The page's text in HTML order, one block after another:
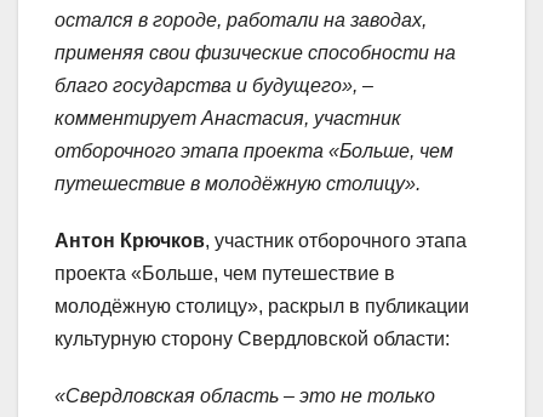
остался в городе, работали на заводах,
применяя свои физические способности на
благо государства и будущего», –
комментирует Анастасия, участник
отборочного этапа проекта «Больше, чем
путешествие в молодёжную столицу».
Антон Крючков, участник отборочного этапа
проекта «Больше, чем путешествие в
молодёжную столицу», раскрыл в публикации
культурную сторону Свердловской области:
«Свердловская область – это не только